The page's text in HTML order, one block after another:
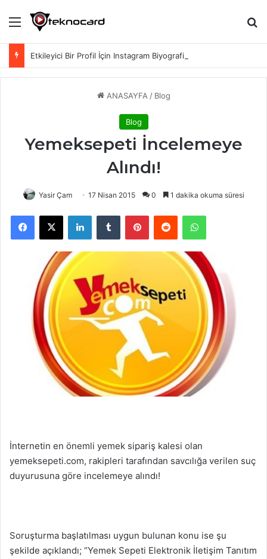
Menü
Etkileyici Bir Profil İçin Instagram Biyografi Sözleri
ANASAYFA / Blog
Blog
Yemeksepeti İncelemeye
Alındı!
Yasir Çam 17 Nisan 2015 0 1 dakika okuma süresi
Facebook
X LinkedInTumblr PinterestReddit WhatsApp
İnternetin en önemli yemek sipariş kalesi olan
yemeksepeti.com, rakipleri tarafından savcılığa verilen suç
duyurusuna göre incelemeye alındı!
Soruşturma başlatılması uygun bulunan konu ise şu
şekilde açıklandı; “Yemek Sepeti Elektronik İletişim Tanıtım